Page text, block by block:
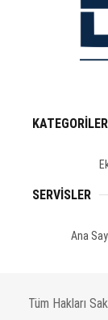
KATEGORİLER
SERVİSLER
Ana
Tüm Hakları